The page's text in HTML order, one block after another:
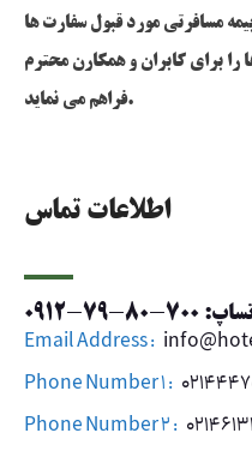
اطلاعات تماس
700-80-79-0912
Email Address :
Phone Number 1 :
Phone Number 2 :
مسافرتی مورد قبول سفارت ها
را برای کابران و همکارن محترم
فراهم می نماید.